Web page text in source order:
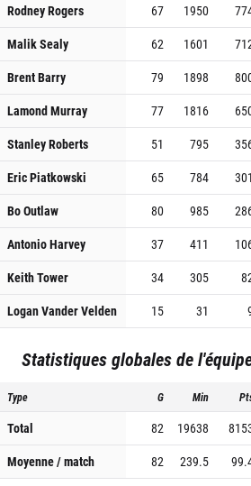
Rodney Rogers
67 1950
Malik Sealy
62 1601
Brent Barry
79 1898
Lamond Murray
77 1816
Stanley Roberts
51 795
Eric Piatkowski
65 784 301
Bo Outlaw
80 985
Antonio Harvey
37 411
Keith Tower
34 305
Logan Vander Velden
15 31
Statistiques globales de
Type G Min
Total 82 19638
Moyenne / match
82 239.5